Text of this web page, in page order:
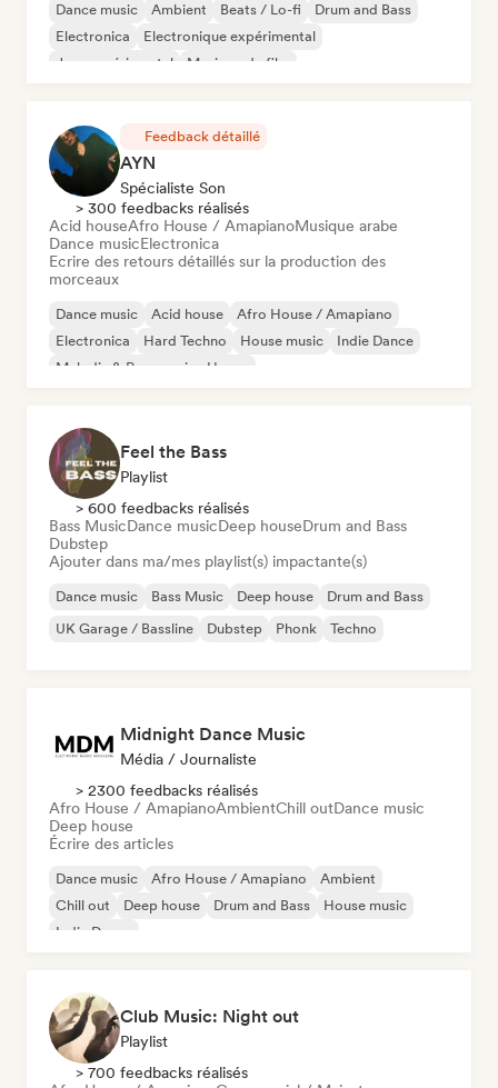
Dance music Ambient Beats / Lo-fi
Drum and Bass
Electronica
Electronique expérimental
Jazz expérimental
Musique de film
Feedback détaillé
AYN
Spécialiste Son
> 300 feedbacks réalisés
Acid houseAfro House / AmapianoMusique arabe
Dance musicElectronica
Ecrire des retours détaillés sur la production des
morceaux
Dance music Acid house
Afro House / Amapiano
Electronica
Hard Techno House music
Indie Dance
Melodic & Progressive House
Feel the Bass
Playlist
> 600 feedbacks réalisés
Bass MusicDance musicDeep houseDrum and Bass
Dubstep
Ajouter dans ma/mes playlist(s) impactante(s)
Dance music Bass Music Deep house
Drum and Bass
UK Garage / Bassline
Dubstep Phonk Techno
Midnight Dance Music
Média / Journaliste
> 2300 feedbacks réalisés
Afro House / AmapianoAmbientChill outDance music
Deep house
Écrire des articles
Dance music Afro House / Amapiano
Ambient
Chill out
Deep house Drum and Bass
House music
Indie Dance
Club Music: Night out
Playlist
> 700 feedbacks réalisés